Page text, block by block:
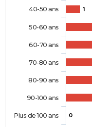
1
0
40-50 ans
50-60 ans
60-70 ans
70-80 ans
80-90 ans
90-100 ans
Plus de 100 ans